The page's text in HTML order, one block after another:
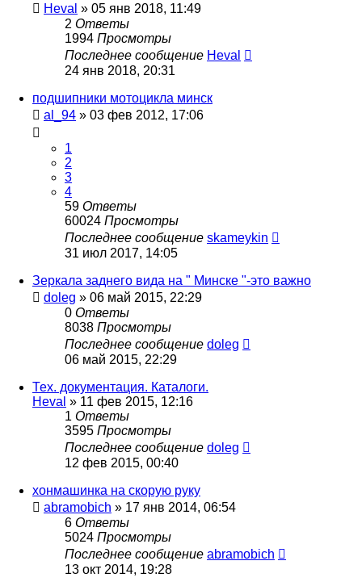
Heval » 05 янв 2018, 11:49
2 Ответы
1994 Просмотры
Последнее сообщение Heval
24 янв 2018, 20:31
подшипники мотоцикла минск
al_94 » 03 фев 2012, 17:06
1
2
3
4
59 Ответы
60024 Просмотры
Последнее сообщение skameykin
31 июл 2017, 14:05
Зеркала заднего вида на " Минске "-это важно
doleg » 06 май 2015, 22:29
0 Ответы
8038 Просмотры
Последнее сообщение doleg
06 май 2015, 22:29
Тех. документация. Каталоги.
Heval » 11 фев 2015, 12:16
1 Ответы
3595 Просмотры
Последнее сообщение doleg
12 фев 2015, 00:40
хонмашинка на скорую руку
abramobich » 17 янв 2014, 06:54
6 Ответы
5024 Просмотры
Последнее сообщение abramobich
13 окт 2014, 19:28